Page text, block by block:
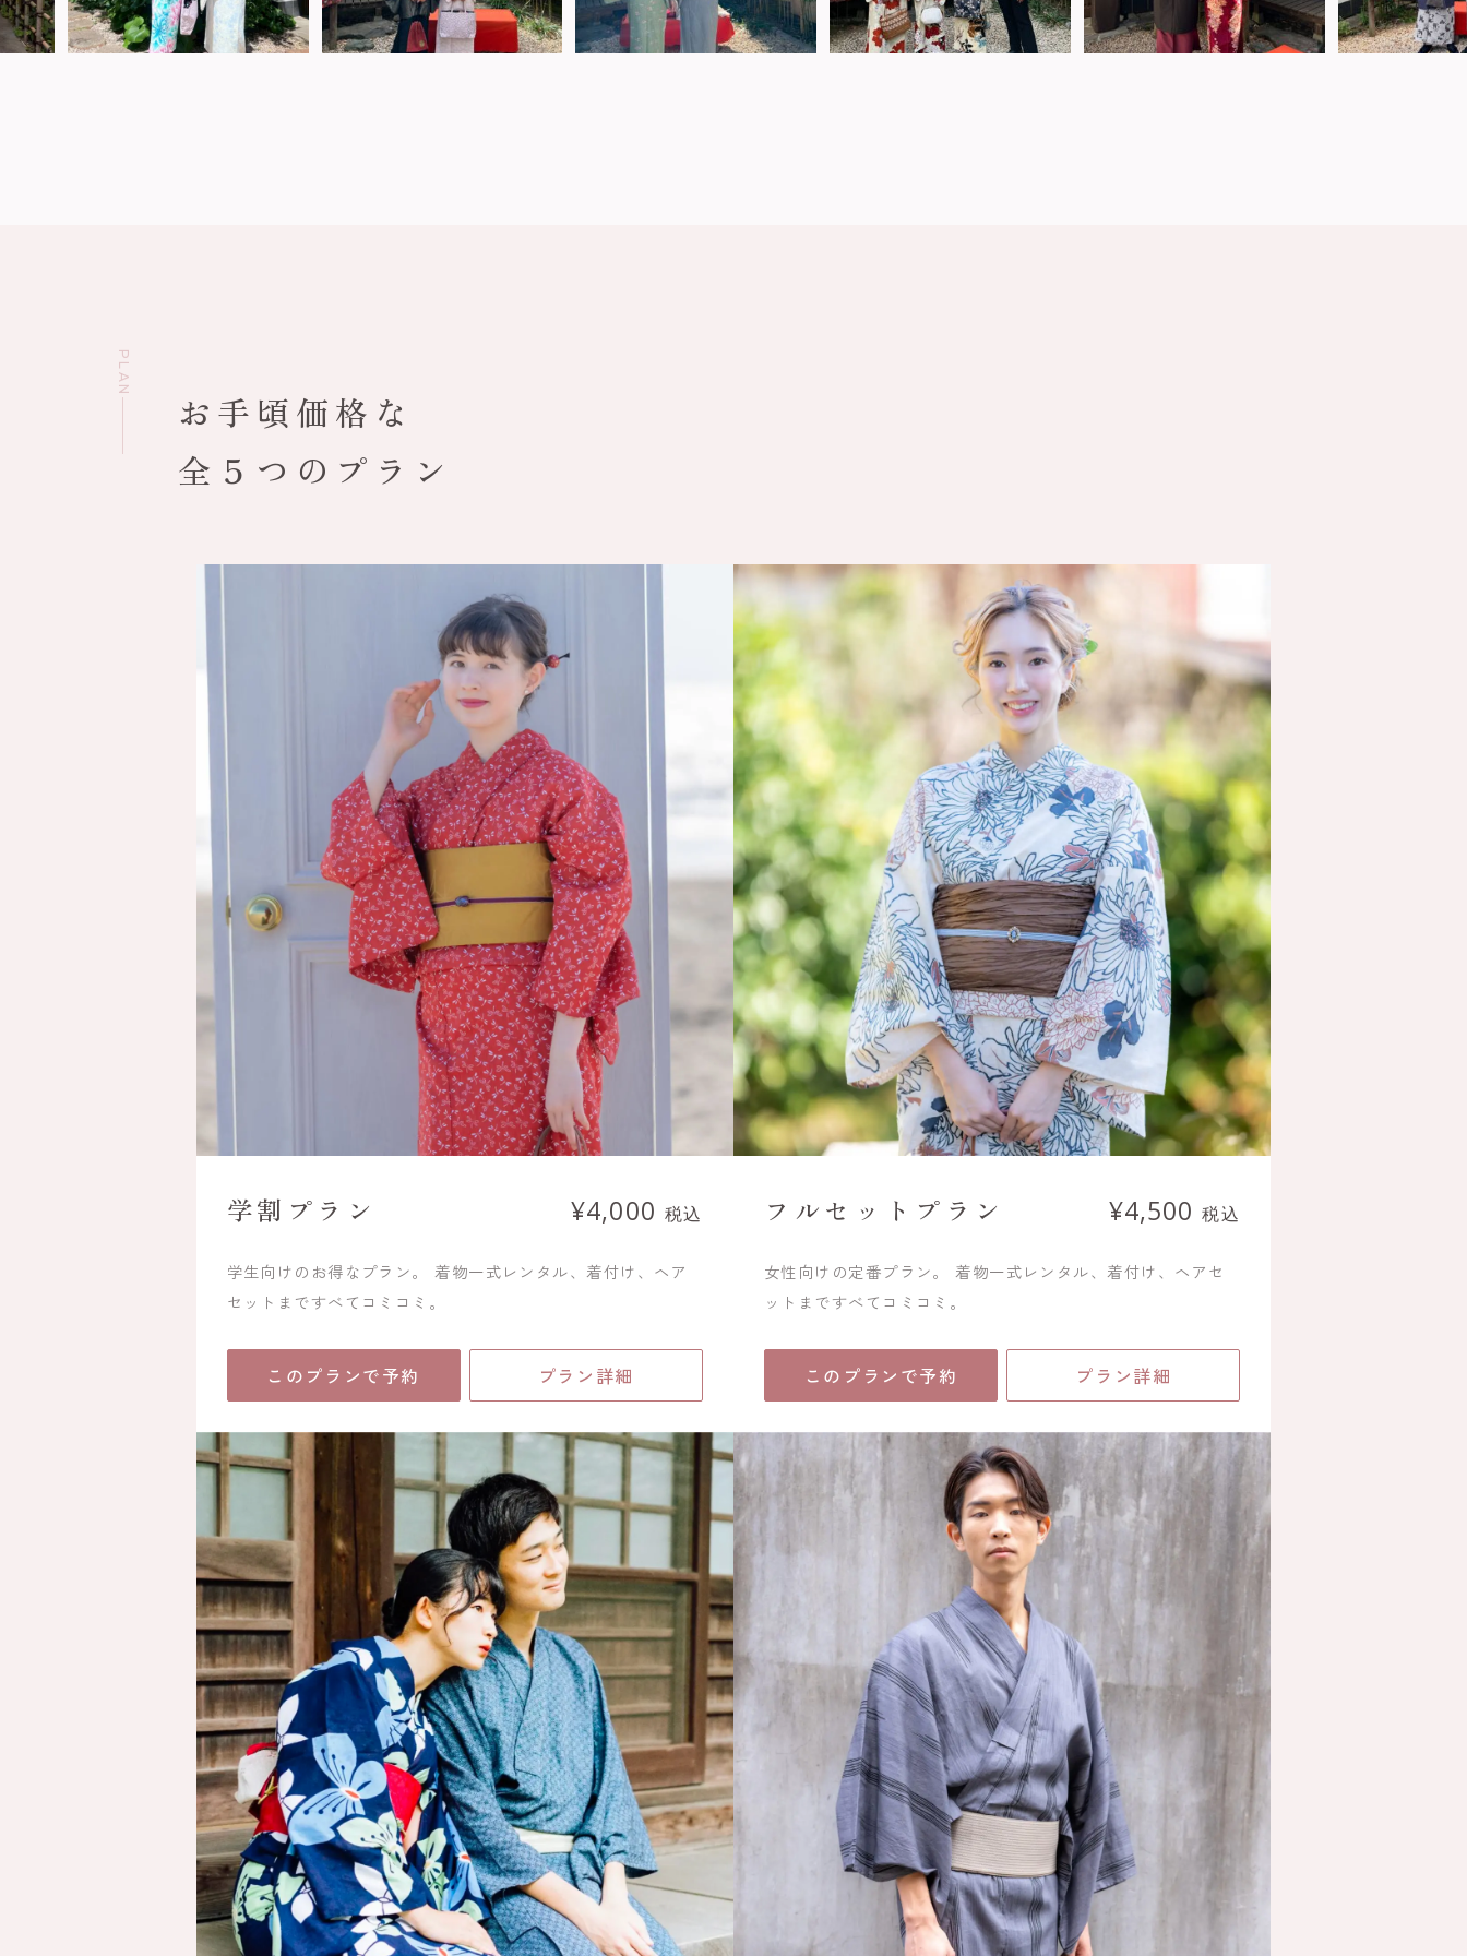
PLAN
お手頃価格な
全５つのプラン
学割プラン ¥4,000 税込
学生向けのお得なプラン。 着物一式レンタル、着付け、ヘア
セットまですべてコミコミ。
このプランで予約 プラン詳細
フルセットプラン ¥4,500 税込
女性向けの定番プラン。 着物一式レンタル、着付け、ヘアセ
ットまですべてコミコミ。
このプランで予約 プラン詳細